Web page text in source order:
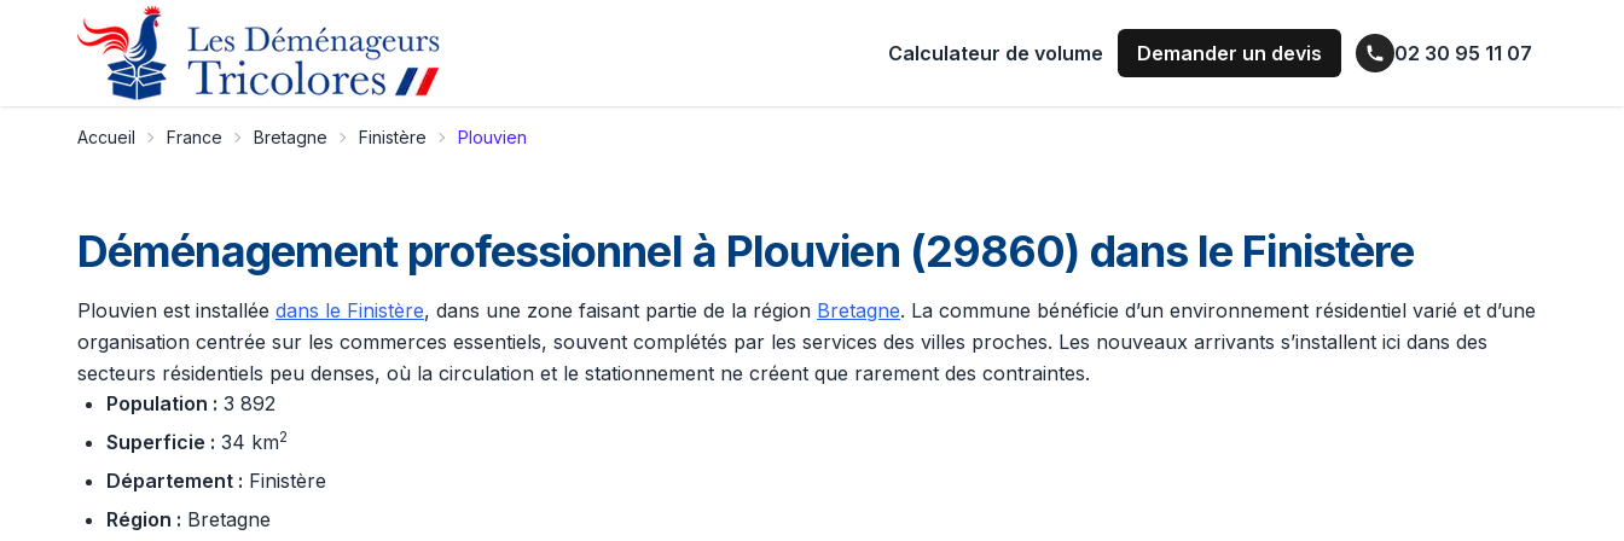
Calculateur de volume Demander un devis 02 30 95 11 07
Accueil France Bretagne Finistère Plouvien
Déménagement professionnel à Plouvien (29860) dans le Finistère
Plouvien est installée dans le Finistère, dans une zone faisant partie de la région Bretagne. La commune bénéficie d’un environnement résidentiel varié et d’une
organisation centrée sur les commerces essentiels, souvent complétés par les services des villes proches. Les nouveaux arrivants s’installent ici dans des
secteurs résidentiels peu denses, où la circulation et le stationnement ne créent que rarement des contraintes.
Population : 3 892
Superficie : 34 km2
Département : Finistère
Région : Bretagne